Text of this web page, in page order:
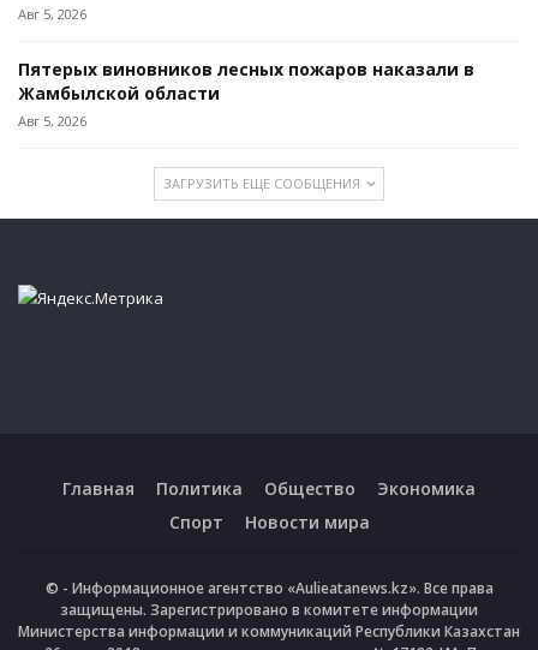
Авг 5, 2026
Пятерых виновников лесных пожаров наказали в
Жамбылской области
Авг 5, 2026
ЗАГРУЗИТЬ ЕЩЕ СООБЩЕНИЯ
Главная Политика Общество
Экономика
Спорт
Новости мира
© - Информационное агентство «Aulieatanews.kz». Все права
защищены. Зарегистрировано в комитете информации
Министерства информации и коммуникаций Республики Казахстан